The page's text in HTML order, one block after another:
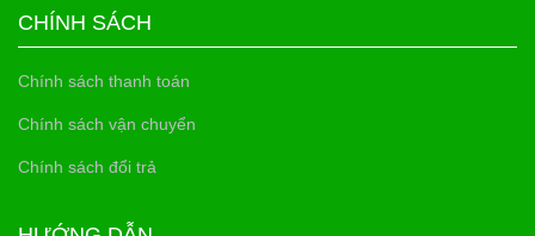
CHÍNH SÁCH
Chính sách thanh toán
Chính sách vận chuyển
Chính sách đổi trả